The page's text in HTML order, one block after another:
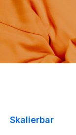
Skalierbar